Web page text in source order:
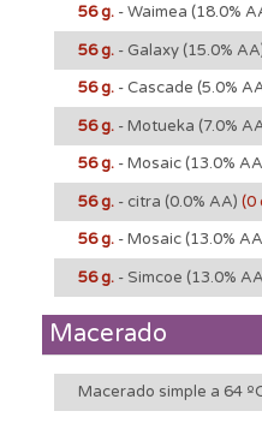
56 g. - Waimea (18.0%
56 g. - Galaxy (15.0%
56 g. - Cascade (5.0%
56 g. - Motueka (7.0%
56 g. - Mosaic(13.0%
56 g. - citra (0.0% AA) (0
56 g. - Mosaic(13.0%
56 g. - Simcoe (13.0%
Macerado
Macerado simple a 64